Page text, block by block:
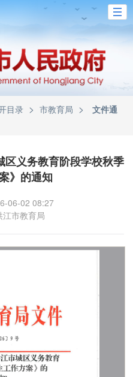
目录 > 市教育局 >
文件通
区义务教育阶段学校秋季
》的通知
06-02 08:27
市教育局